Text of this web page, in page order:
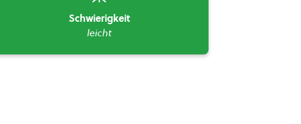
Schwierigkeit
leicht